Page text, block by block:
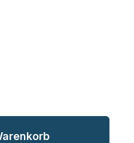
benutze die Schaltflächen